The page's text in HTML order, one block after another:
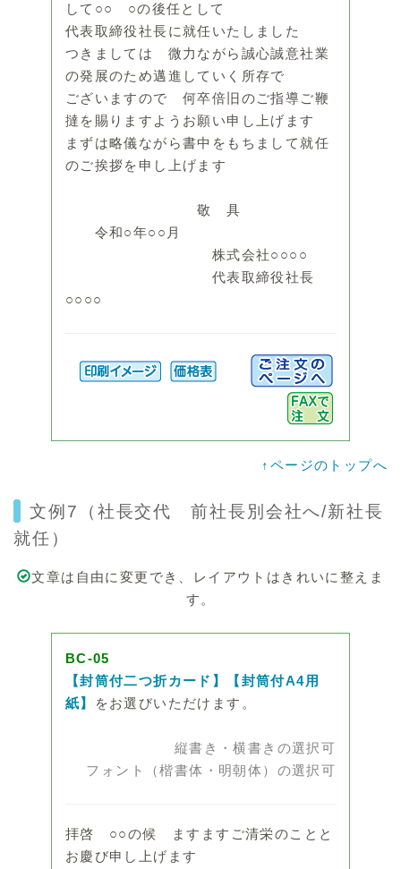
して○○ ○の後任として
代表取締役社長に就任いたしました
つきましては 微力ながら誠心誠意社業
の発展のため邁進していく所存で
ございますので 何卒倍旧のご指導ご鞭
撻を賜りますようお願い申し上げます
まずは略儀ながら書中をもちまして就任
のご挨拶を申し上げます
敬 具
令和○年○○月
株式会社○○○○
代表取締役社長
○○○○
↑ページのトップへ
文例7（社長交代 前社長別会社へ/新社長
就任）
文章は自由に変更でき、レイアウトはきれいに整えま
す。
BC-05
【封筒付二つ折カード】【封筒付A4用
紙】
をお選びいただけます。
縦書き・横書きの選択可
フォント（楷書体・明朝体）の選択可
拝啓 ○○の候 ますますご清栄のことと
お慶び申し上げます